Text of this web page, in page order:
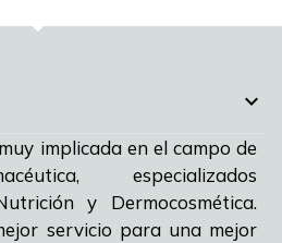

implicada en el campo de
especializados
y Dermocosmética.
servicio para una mejor